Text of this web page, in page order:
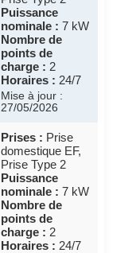
Puissance
nominale : 7 kW
Nombre de
points de
charge : 2
Horaires : 24/7
Mise à jour :
27/05/2026
Prises : Prise
domestique EF,
Prise Type 2
Puissance
nominale : 7 kW
Nombre de
points de
charge : 2
Horaires : 24/7